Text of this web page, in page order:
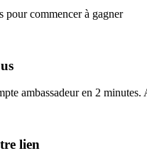
pour commencer à gagner
ambassadeur en 2
lien